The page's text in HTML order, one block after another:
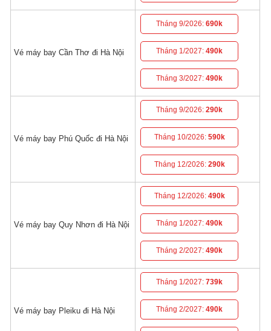
Vé máy bay Cần Thơ đi Hà Nội
Tháng 9/2026:690k
Tháng 1/2027:490k
Tháng 3/2027:490k
Vé máy bay Phú Quốc đi Hà Nội
Tháng 9/2026:290k
Tháng 10/2026: 590k
Tháng 12/2026: 290k
Vé máy bay Quy Nhơn đi Hà Nội
Tháng 12/2026: 490k
Tháng 1/2027:490k
Tháng 2/2027:490k
Vé máy bay Pleiku đi Hà Nội
Tháng 1/2027:739k
Tháng 2/2027:490k